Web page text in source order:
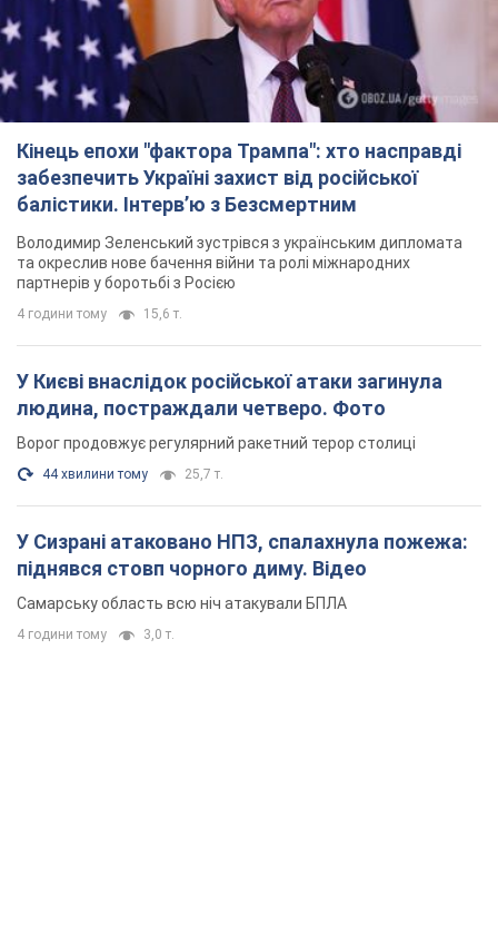
Кінець епохи "фактора Трампа": хто насправді
забезпечить Україні захист від російської
балістики. Інтерв’ю з Безсмертним
Володимир Зеленський зустрівся з українським дипломата
та окреслив нове бачення війни та ролі міжнародних
партнерів у боротьбі з Росією
4 години тому 15,6 т.
У Києві внаслідок російської атаки загинула
людина, постраждали четверо. Фото
Ворог продовжує регулярний ракетний терор столиці
44 хвилини тому 25,7 т.
У Сизрані атаковано НПЗ, спалахнула пожежа:
піднявся стовп чорного диму. Відео
Самарську область всю ніч атакували БПЛА
4 години тому 3,0 т.